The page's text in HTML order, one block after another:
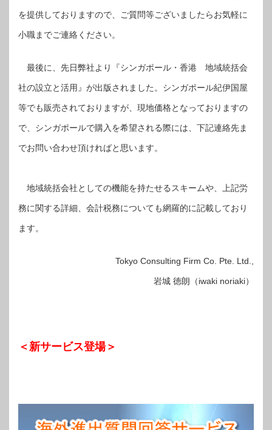
を提供しておりますので、ご質問等ございましたらお気軽に
小職までご連絡ください。
最後に、先日弊社より『シンガポール・香港 地域統括会
社の設立と活用』が出版されました。シンガポール紀伊国屋
等でも販売されておりますが、現地価格となっておりますの
で、シンガポールで購入を希望される際には、下記連絡先ま
でお問い合わせ頂ければと思います。
地域統括会社としての機能を持たせるスキームや、上記労
務に関する詳細、会計税務についても網羅的に記載しており
ます。
Tokyo Consulting Firm Co. Pte. Ltd.,
岩城 徳朗（iwaki noriaki）
＜新サービス登場＞